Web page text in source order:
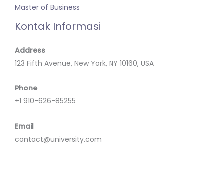
Master of Business
Kontak Informasi
Address
123 Fifth Avenue, New York, NY 10160, USA
Phone
+1 910-626-85255
Email
contact@university.com